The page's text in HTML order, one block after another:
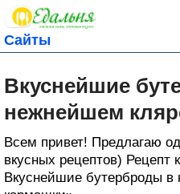
Сайты
Вкуснейшие
нежнейшем
Всем привет! Предлагаю
вкусных рецептов) Рецепт
Вкуснейшие бутерброды